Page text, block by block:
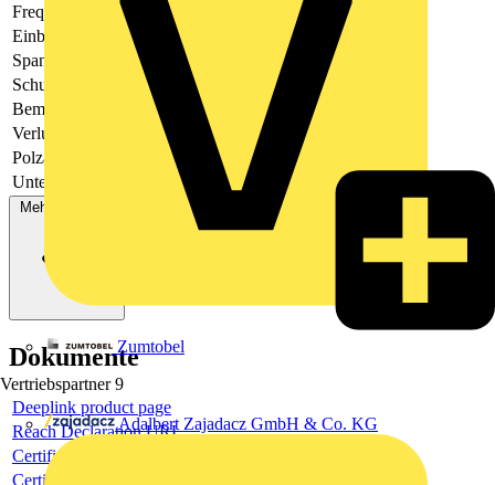
Zumtobel
Vertriebspartner 9
Adalbert Zajadacz GmbH & Co. KG
Frequenz
50 - 60
Einbautiefe
Spannungsart
AC/DC
Schutzart (IP)
IP20
Bemessungsstrom
20
Verlustleistung
2.4
Polzahl (gesamt)
Unterputzmontage
Nein
Mehr anzeigen
Dokumente
Deeplink product page
Reach Declaration URL
Certificate
Certificate